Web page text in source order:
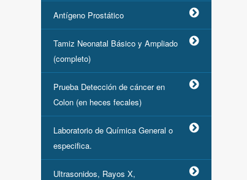
Antígeno Prostático
Tamiz Neonatal Básico y Ampliado
(completo)
Prueba Detección de cáncer en
Colon (en heces fecales)
Laboratorio de Química General o
especifica.
Ultrasonidos, Rayos X,